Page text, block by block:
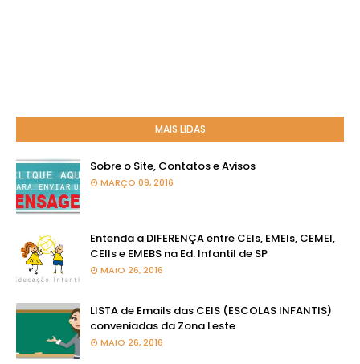
MAIS LIDAS
Sobre o Site, Contatos e Avisos
MARÇO 09, 2016
Entenda a DIFERENÇA entre CEIs, EMEIs, CEMEI,
CEIIs e EMEBS na Ed. Infantil de SP
MAIO 26, 2016
LISTA de Emails das CEIS (ESCOLAS INFANTIS)
conveniadas da Zona Leste
MAIO 26, 2016